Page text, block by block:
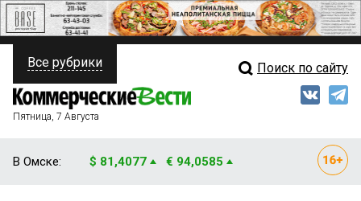
ПОЛИТИКА
ФИНАНСЫ
Свежий выпуск
Все рубрики Поиск по сайту
Пятница, 7 Августа
В Омске: $ 81,4077 € 94,0585